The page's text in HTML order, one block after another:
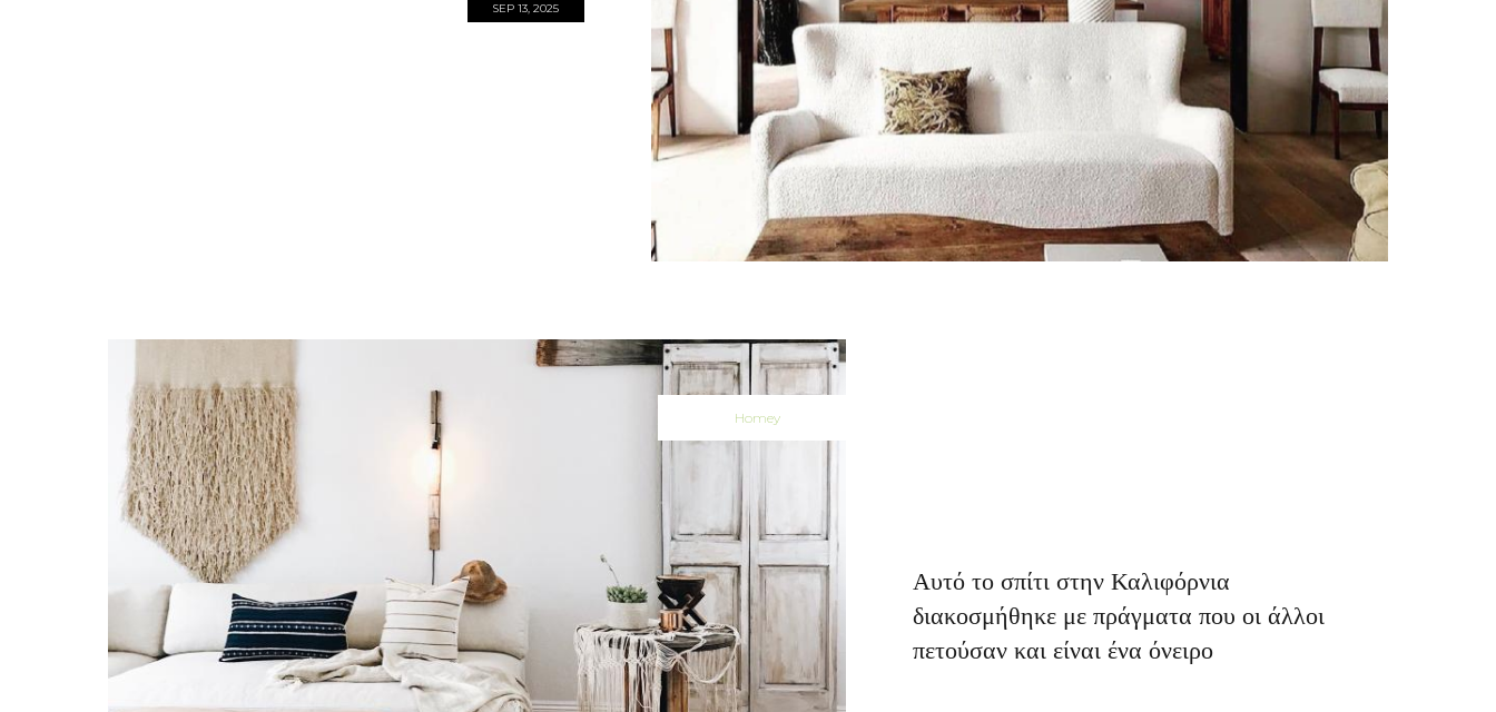
SEP 13, 2025
Homey
Αυτό το σπίτι στην Καλιφόρνια
διακοσμήθηκε με πράγματα που οι άλλοι
πετούσαν και είναι ένα όνειρο